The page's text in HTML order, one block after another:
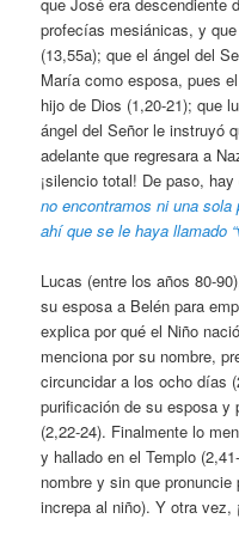
profecías mesiánicas, y
(13,55a); que el ángel del
María como esposa, pues
hijo de Dios (1,20-21); que
ángel del Señor le instruyó
adelante que regresara a
¡silencio total! De paso,
no encontramos ni una sola
ahí que se le haya llamado
Lucas (entre los años 80-
su esposa a Belén para
explica por qué el Niño
menciona por su nombre,
circuncidar a los ocho días
purificación de su esposa y
(2,22-24). Finalmente lo
y hallado en el Templo
nombre y sin que
increpa al niño). Y otra vez,